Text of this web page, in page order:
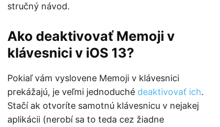
stručný návod.
Ako deaktivovať Memoji v
klávesnici v iOS 13?
Pokiaľ vám vyslovene Memoji v klávesnici
prekážajú, je veľmi jednoduché deaktivovať ich.
Stačí ak otvoríte samotnú klávesnicu v nejakej
aplikácii (nerobí sa to teda cez žiadne